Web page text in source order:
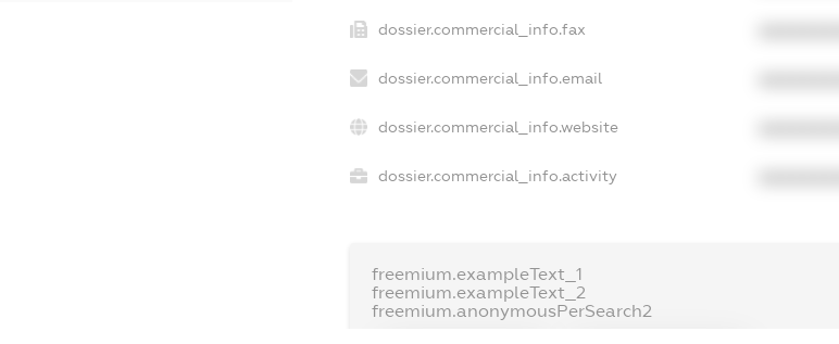
dossier.commercial_info.fax
dossier.commercial_info.email
dossier.commercial_info.website
dossier.commercial_info.activity
freemium.exampleText_1
freemium.exampleText_2
freemium.anonymousPerSearch2